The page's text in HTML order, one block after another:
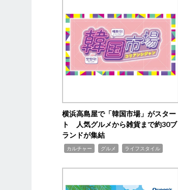
横浜高島屋で「韓国市場」がスター
ト 人気グルメから雑貨まで約30ブ
ランドが集結
カルチャー グルメ ライフスタイル